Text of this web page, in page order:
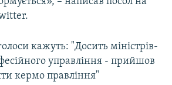
кажуть: "Досить міністрів-
управління - прийшов
кермо правління"